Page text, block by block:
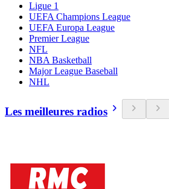
Ligue 1
UEFA Champions League
UEFA Europa League
Premier League
NFL
NBA Basketball
Major League Baseball
NHL
Les meilleures radios